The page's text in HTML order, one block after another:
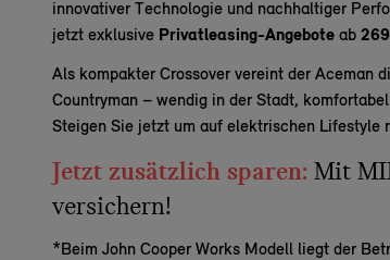
innovativer Technologie und nachhaltiger
jetzt exklusive Privatleasing-Angebote ab
Als kompakter Crossover vereint der Aceman
Countryman – wendig in der Stadt,
Steigen Sie jetzt um auf elektrischen Lifestyle
Jetzt zusätzlich sparen: Mit
versichern!
*Beim John Cooper Works Modell liegt der